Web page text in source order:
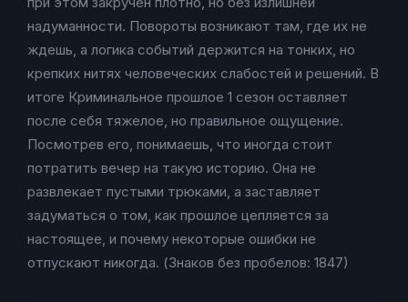
надуманности. Повороты возникают там, где их не
ждешь, а логика событий держится на тонких, но
крепких нитях человеческих слабостей и решений. В
итоге Криминальное прошлое 1 сезон оставляет
после себя тяжелое, но правильное ощущение.
Посмотрев его, понимаешь, что иногда стоит
потратить вечер на такую историю. Она не
развлекает пустыми трюками, а заставляет
задуматься о том, как прошлое цепляется за
настоящее, и почему некоторые ошибки не
отпускают никогда. (Знаков без пробелов: 1847)